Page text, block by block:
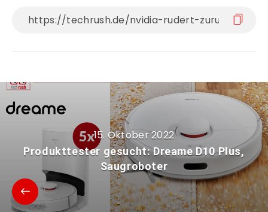
15. Oktober 2022
Produkttester gesucht: Dreame D10 Plus,
Saugroboter